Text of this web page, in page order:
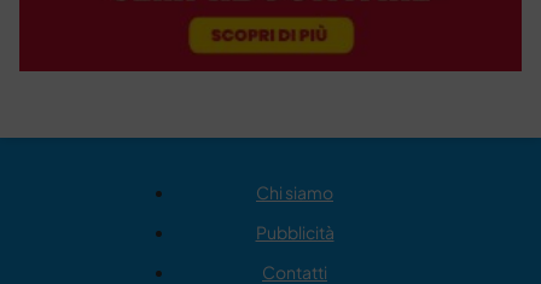
Chi siamo
Pubblicità
Contatti